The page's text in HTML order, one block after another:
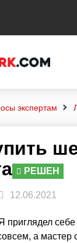
экспертам
РЕШЕН
12.06.2021
приглядел
а мастер